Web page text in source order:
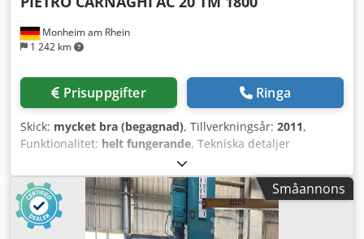
Monheim am Rhein
1 242 km
Prisuppgifter Ringa
Skick: mycket bra (begagnad), Tillverkningsår: 2011,
Funktionalitet: helt fungerande, Tekniska detaljer
Planskivediameter: 1800 mm Max. svängdiameter: 2000
mm Svarvhöjd: 1270 / 1120 mm Styrsystem: SIEMENS 840 D
Max. arbetsstyckets vikt: 5000 kg Stötslädesmått: 250 x 250
mm Bordets varvtalsområde: 1 - 320 varv/min Tvärbalkens
inställning: 400 mm Stötslädestöd, inställning horisontell
Småannons